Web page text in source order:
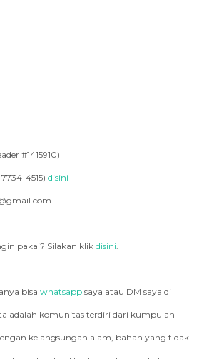
#1415910)
4515) disini
pakai? Silakan klik disini
bisa whatsapp saya atau DM saya di
adalah komunitas terdiri dari kumpulan
kelangsungan alam, bahan yang tidak